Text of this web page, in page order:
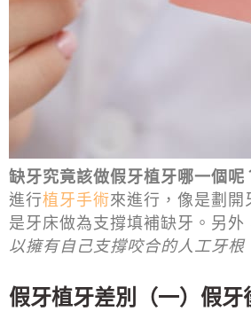
缺牙究竟該做假牙植牙哪一個
進行植牙手術來進行，像是劃
是牙床做為支撐填補缺牙。另外
以擁有自己支撐咬合的人工牙
假牙植牙差別（一）假牙